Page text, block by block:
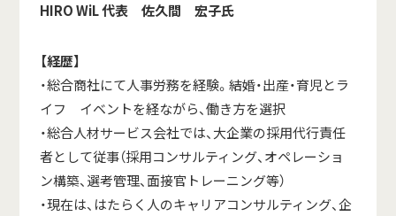
HIROWiL代表 佐久間 宏子氏
【経歴】
・総合商社にて人事労務を経験。結婚・出産・育児とラ
イフ イベントを経ながら、働き方を選択
・総合人材サービス会社では、大企業の採用代行責任
者として従事（採用コンサルティング、オペレーショ
ン構築、選考管理、面接官トレーニング等）
・現在は、はたらく人のキャリアコンサルティング、企